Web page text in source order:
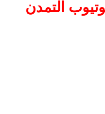
التمدن